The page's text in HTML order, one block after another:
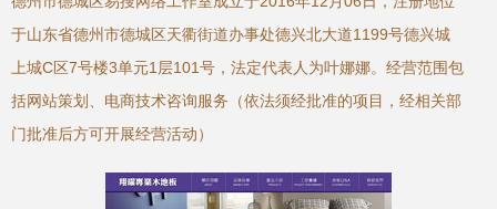
于山东省德州市德城区天衢街道办事处德兴北大道1199号德兴城
上城C区7号楼3单元1层101号，法定代表人为叶娜娜。经营范围包
括网站策划、电商技术咨询服务（依法须经批准的项目，经相关部
门批准后方可开展经营活动）